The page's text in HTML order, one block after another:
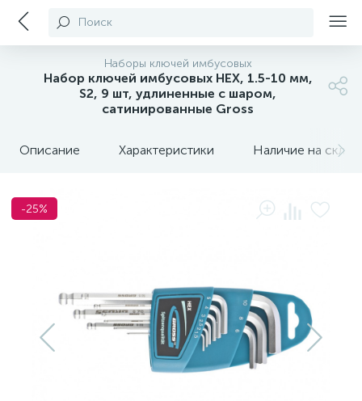
Поиск
Наборы ключей имбусовых
Набор ключей имбусовых HEX, 1.5-10 мм,
S2, 9 шт, удлиненные с шаром,
сатинированные Gross
Описание Характеристики Наличие на
-25%